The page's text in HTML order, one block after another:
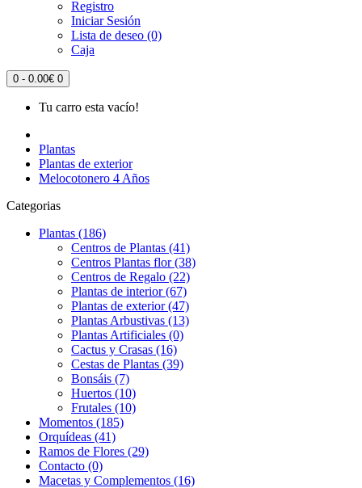
Registro
Iniciar Sesión
Lista de deseo (0)
Caja
0 - 0.00€ 0
Tu carro esta vacío!
Plantas
Plantas de exterior
Melocotonero 4 Años
Categorias
Plantas (186)
Centros de Plantas (41)
Centros Plantas flor (38)
Centros de Regalo (22)
Plantas de interior (67)
Plantas de exterior (47)
Plantas Arbustivas (13)
Plantas Artificiales (0)
Cactus y Crasas (16)
Cestas de Plantas (39)
Bonsáis (7)
Huertos (10)
Frutales (10)
Momentos (185)
Orquídeas (41)
Ramos de Flores (29)
Contacto (0)
Macetas y Complementos (16)